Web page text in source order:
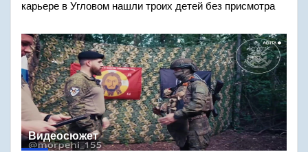
карьере в Угловом нашли троих детей без присмотра
Видеосюжет